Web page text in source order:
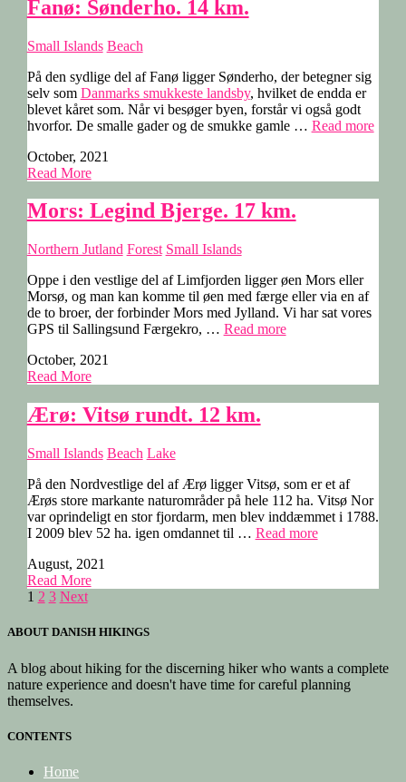
Fanø: Sønderho. 14 km.
Small Islands Beach
På den sydlige del af Fanø ligger Sønderho, der betegner sig
selv som Danmarks smukkeste landsby, hvilket de endda er
blevet kåret som. Når vi besøger byen, forstår vi også godt
hvorfor. De smalle gader og de smukke gamle … Read more
October, 2021
Read More
Mors: Legind Bjerge. 17 km.
Northern Jutland Forest Small Islands
Oppe i den vestlige del af Limfjorden ligger øen Mors eller
Morsø, og man kan komme til øen med færge eller via en af
de to broer, der forbinder Mors med Jylland. Vi har sat vores
GPS til Sallingsund Færgekro, … Read more“Mors:
October, 2021
Read More
Ærø: Vitsø rundt. 12 km.
Small Islands Beach Lake
På den Nordvestlige del af Ærø ligger Vitsø, som er et af
Ærøs store markante naturområder på hele 112 ha. Vitsø Nor
var oprindeligt en stor fjordarm, men blev inddæmmet i 1788.
I 2009 blev 52 ha. igen omdannet til … Read more“Ærø:
August, 2021
Read More
Posts
pagination
1 2 3 Next
ABOUT DANISH HIKINGS
A blog about hiking for the discerning hiker who wants a complete
nature experience and doesn't have time for careful planning
themselves.
CONTENTS
Home